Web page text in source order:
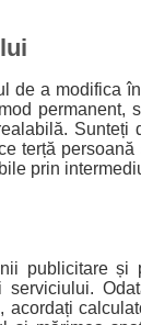
de a modifica
terță
prin
publicitare
acordați